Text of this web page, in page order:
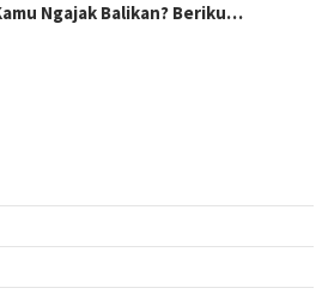
Ngajak Balikan? Beriku…